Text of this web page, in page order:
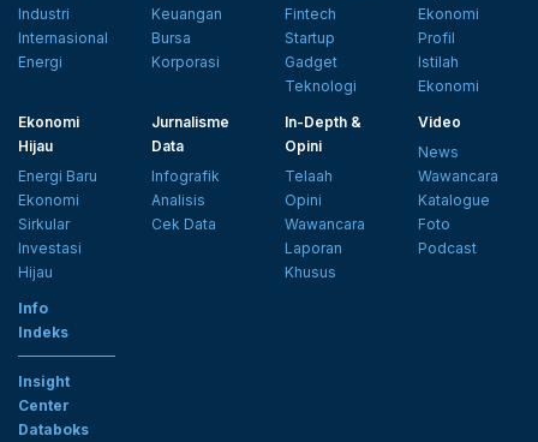
Industri
Internasional
Energi
Keuangan
Bursa
Korporasi
Fintech
Startup
Gadget
Teknologi
Ekonomi
Profil
Istilah
Ekonomi
Ekonomi
Hijau
Energi Baru
Ekonomi
Sirkular
Investasi
Hijau
Jurnalisme
Data
Infografik
Analisis
Cek Data
In-Depth &
Opini
Telaah
Opini
Wawancara
Laporan
Khusus
Video
News
Wawancara
Katalogue
Foto
Podcast
Info
Indeks
Insight
Center
Databoks